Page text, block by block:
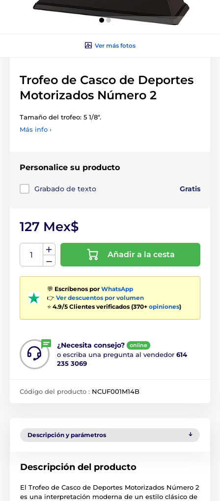
Ver más fotos
Trofeo de Casco de Deportes
Motorizados Número 2
Tamaño del trofeo: 5 1/8".
Más info ›
Personalice su producto
Grabado de texto Gratis
127 Mex$
Añadir a la cesta
💬 Escríbenos por WhatsApp
👉 Ver descuentos por volumen
⭐ 4.9/5 Clientes verificados (370+ opiniones)
¿Necesita consejo? online
o escriba una pregunta al vendedor 614
235 3069
Código del producto : NCUF001M14B
Descripción y parámetros
Descripción del producto
El Trofeo de Casco de Deportes Motorizados Número 2
es una interpretación moderna de un estilo clásico de